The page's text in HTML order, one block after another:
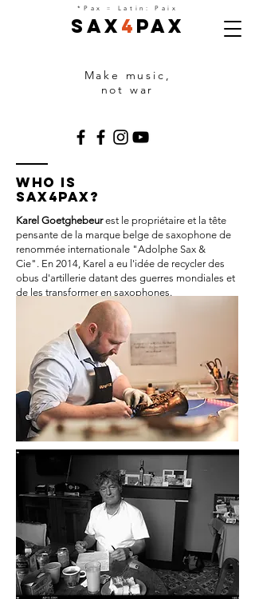
Sax 4 Pax
*Pax= Latin: Paix
Make music,
not war
Who is
Sax4Pax?
Karel Goetghebeur est le propriétaire et la tête
pensante de la marque belge de saxophone de
renommée internationale "Adolphe Sax &
Cie". En 2014, Karel a eu l'idée de recycler des
obus d'artillerie datant des guerres mondiales et
de les transformer en saxophones.